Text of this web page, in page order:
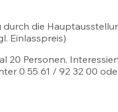
die
Einlasspreis)
20 Personen.
0 55 61 / 92 32 00